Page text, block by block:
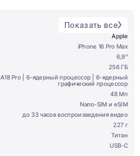
Показать все
Apple
iPhone 16 Pro Max
6,9"
256 ГБ
A18 Pro | 6-ядерный процессор | 6-ядерный
графический процессор
48 Мп
Nano-SIM и eSIM
до 33 часов воспроизведения видео
227 г
Титан
USB-C